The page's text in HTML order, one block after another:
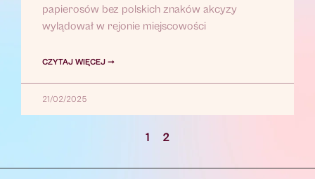
papierosów bez polskich znaków akcyzy
wylądował w rejonie miejscowości
CZYTAJ WIĘCEJ ➞
21/02/2025
1 2